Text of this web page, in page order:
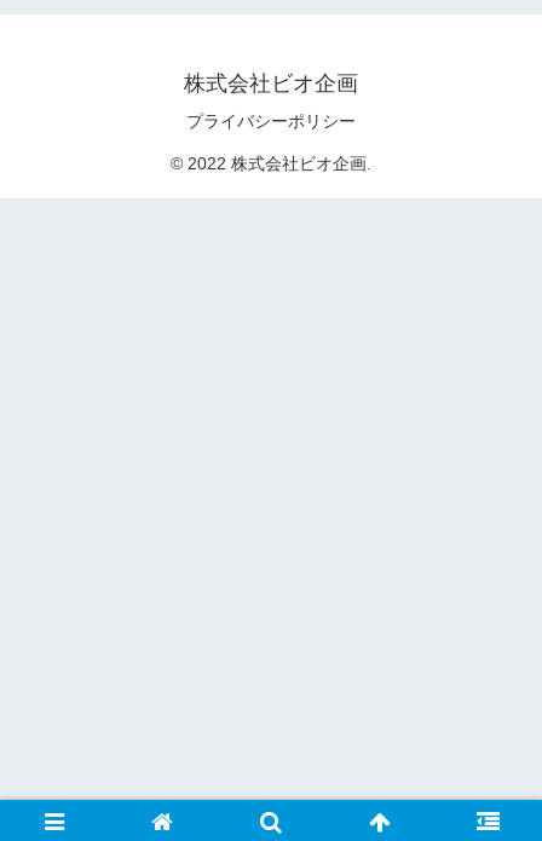
株式会社ビオ企画
プライバシーポリシー
© 2022 株式会社ビオ企画.